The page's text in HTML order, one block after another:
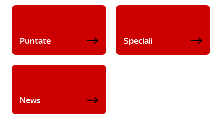
Puntate Speciali
News